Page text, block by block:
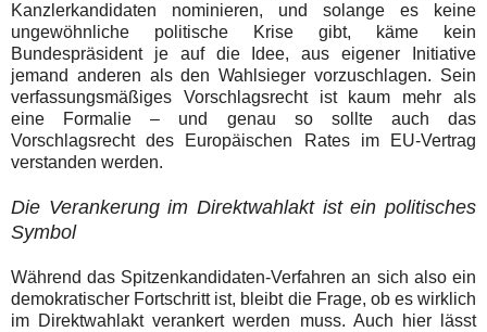
Kanzlerkandidaten nominieren, und solange es keine
ungewöhnliche politische Krise gibt, käme kein
Bundespräsident je auf die Idee, aus eigener Initiative
jemand anderen als den Wahlsieger vorzuschlagen. Sein
verfassungsmäßiges Vorschlagsrecht ist kaum mehr als
eine Formalie – und genau so sollte auch das
Vorschlagsrecht des Europäischen Rates im EU-Vertrag
verstanden werden.
Die Verankerung im Direktwahlakt ist ein politisches
Symbol
Während das Spitzenkandidaten-Verfahren an sich also ein
demokratischer Fortschritt ist, bleibt die Frage, ob es wirklich
im Direktwahlakt verankert werden muss. Auch hier lässt